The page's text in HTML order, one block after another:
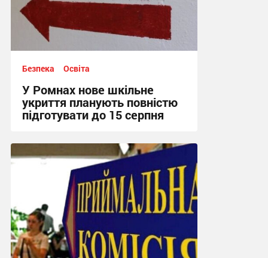
Безпека Освіта
У Ромнах нове шкільне
укриття планують повністю
підготувати до 15 серпня
15:00, 6.08.2026